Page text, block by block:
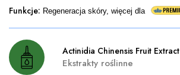
Funkcje: Regeneracja skóry, więcej dla
Actinidia Chinensis Fruit Extract
Ekstrakty roślinne